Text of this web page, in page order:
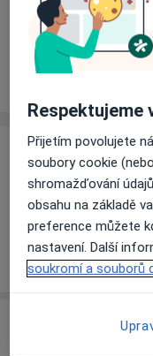
Ceník
Informace o
Tento specialista
Respektujeme
Přijetím povolujete
soubory cookie
shromažďování
obsahu na základě
preference můžete
nastavení. Další
soukromí a souborů